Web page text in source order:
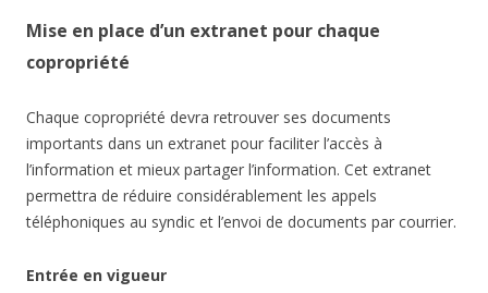
Mise en place d’un extranet pour chaque
copropriété
Chaque copropriété devra retrouver ses documents
importants dans un extranet pour faciliter l’accès à
l’information et mieux partager l’information. Cet extranet
permettra de réduire considérablement les appels
téléphoniques au syndic et l’envoi de documents par courrier.
Entrée en vigueur